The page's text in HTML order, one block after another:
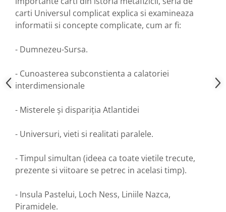
carti Universul complicat explica si examineaza
informatii si concepte complicate, cum ar fi:
- Dumnezeu-Sursa.
- Cunoasterea subconstienta a calatoriei
interdimensionale
- Misterele și dispariția Atlantidei
- Universuri, vieti si realitati paralele.
- Timpul simultan (ideea ca toate vietile trecute,
prezente si viitoare se petrec in acelasi timp).
- Insula Pastelui, Loch Ness, Liniile Nazca,
Piramidele.